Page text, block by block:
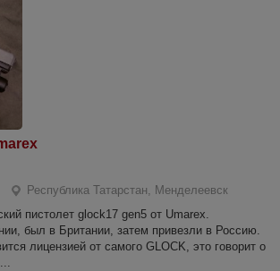
Республика Татарстан, Менделеевск
пистолет glock17 gen5 от Umarex.
был в Британии, затем привезли в Россию.
лицензией от самого GLOCK, это говорит о